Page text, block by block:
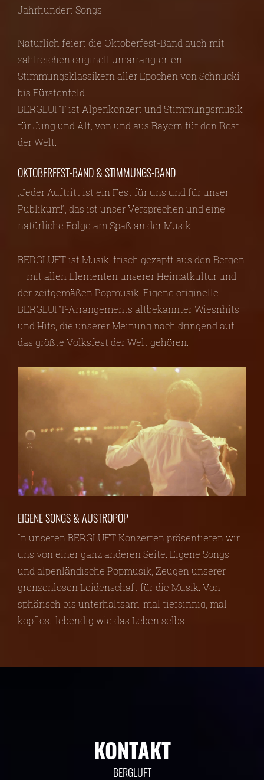
Jahrhundert Songs.
Natürlich feiert die Oktoberfest-Band auch mit
zahlreichen originell umarrangierten
Stimmungsklassikern aller Epochen von Schnucki
bis Fürstenfeld.
BERGLUFT ist Alpenkonzert und Stimmungsmusik
für Jung und Alt, von und aus Bayern für den Rest
der Welt.
OKTOBERFEST-BAND & STIMMUNGS-BAND
„Jeder Auftritt ist ein Fest für uns und für unser
Publikum!“, das ist unser Versprechen und eine
natürliche Folge am Spaß an der Musik.
BERGLUFT ist Musik, frisch gezapft aus den Bergen
– mit allen Elementen unserer Heimatkultur und
der zeitgemäßen Popmusik. Eigene originelle
BERGLUFT-Arrangements altbekannter Wiesnhits
und Hits, die unserer Meinung nach dringend auf
das größte Volksfest der Welt gehören.
EIGENE SONGS & AUSTROPOP
In unseren BERGLUFT Konzerten präsentieren wir
uns von einer ganz anderen Seite. Eigene Songs
und alpenländische Popmusik, Zeugen unserer
grenzenlosen Leidenschaft für die Musik. Von
sphärisch bis unterhaltsam, mal tiefsinnig, mal
kopflos…lebendig wie das Leben selbst.
KONTAKT
BERGLUFT